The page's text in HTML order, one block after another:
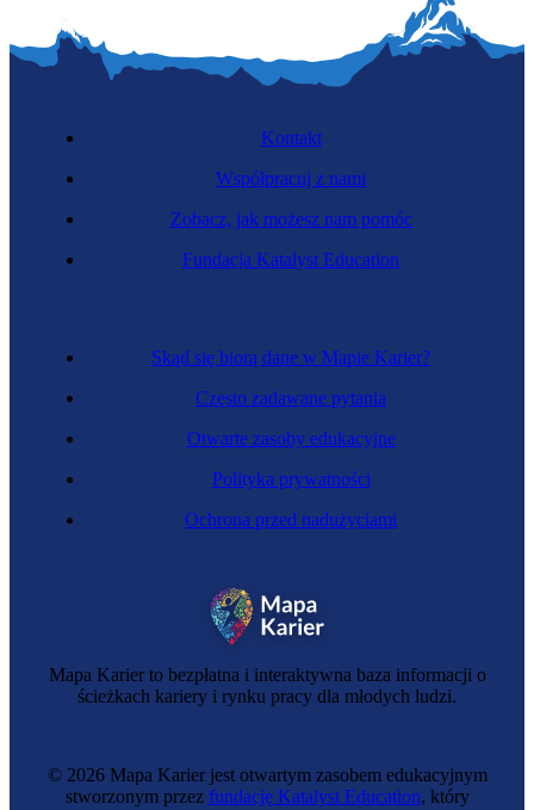
Mapa Karier to bezpłatna i interaktywna baza informacji o
ścieżkach kariery i rynku pracy dla młodych ludzi.
Skąd się biorą dane w Mapie Karier?
Często zadawane pytania
Otwarte zasoby edukacyjne
Polityka prywatności
Ochrona przed nadużyciami
Kontakt
Współpracuj z nami
Zobacz, jak możesz nam pomóc
Fundacja Katalyst Education
© 2026 Mapa Karier jest otwartym zasobem edukacyjnym
stworzonym przez fundację Katalyst Education, który